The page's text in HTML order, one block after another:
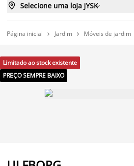
 Selecione uma loja JYSK
Página inicial  Jardim  Móveis de jardim
Limitado ao stock existente
PREÇO SEMPRE BAIXO